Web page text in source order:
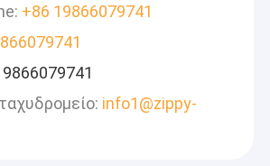
+86 19866079741
info1@zippy-